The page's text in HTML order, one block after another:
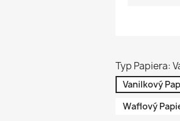
Typ Papiera:
Vanilkový
Waflový